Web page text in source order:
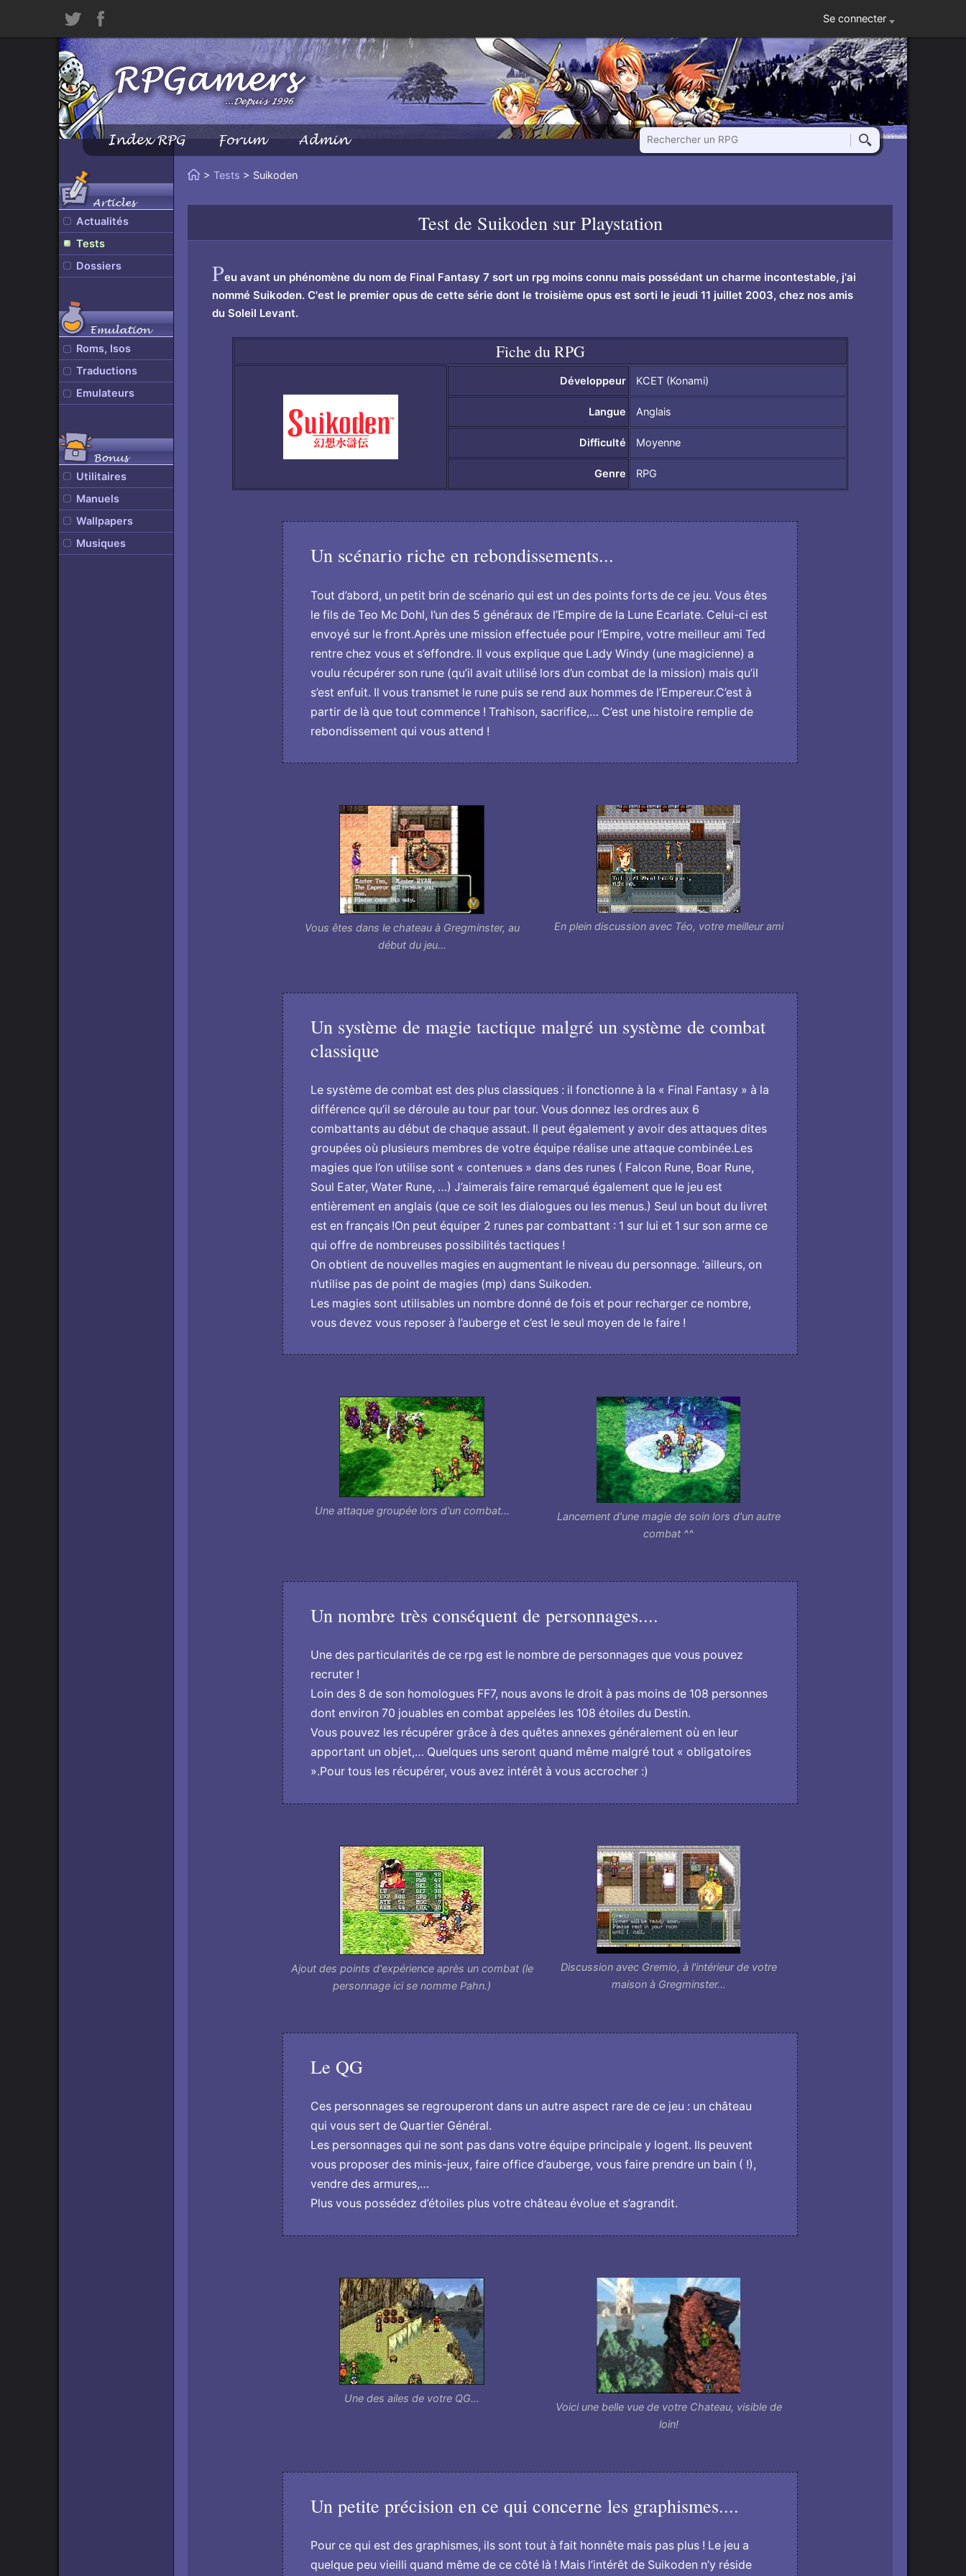
Twitter
Facebook Se connecter
Index RPG Forum Admin
Rechercher un RPG
Rechercher
Menu
Principal
Articles
Actualités
Tests
Dossiers
Emulation
Roms, Isos
Traductions
Emulateurs
Bonus
Utilitaires
Manuels
Wallpapers
Musiques
Vous
Accueil
> Tests > Suikoden
Test de Suikoden sur Playstation
Peu avant un phénomène du nom de Final Fantasy 7 sort un rpg moins connu mais possédant un charme incontestable, j'ai
nommé Suikoden. C'est le premier opus de cette série dont le troisième opus est sorti le jeudi 11 juillet 2003, chez nos amis
du Soleil Levant.
Fiche du RPG
Développeur KCET (Konami)
Langue Anglais
Difficulté Moyenne
Genre RPG
Un scénario riche en rebondissements...
Tout d’abord, un petit brin de scénario qui est un des points forts de ce jeu. Vous êtes
le fils de Teo Mc Dohl, l’un des 5 généraux de l’Empire de la Lune Ecarlate. Celui-ci est
envoyé sur le front.Après une mission effectuée pour l’Empire, votre meilleur ami Ted
rentre chez vous et s’effondre. Il vous explique que Lady Windy (une magicienne) a
voulu récupérer son rune (qu’il avait utilisé lors d’un combat de la mission) mais qu’il
s’est enfuit. Il vous transmet le rune puis se rend aux hommes de l’Empereur.C’est à
partir de là que tout commence ! Trahison, sacrifice,… C’est une histoire remplie de
rebondissement qui vous attend !
Vous êtes dans le chateau à Gregminster, au
début du jeu...
En plein discussion avec Téo, votre meilleur ami
Un système de magie tactique malgré un système de combat
classique
Le système de combat est des plus classiques : il fonctionne à la « Final Fantasy » à la
différence qu’il se déroule au tour par tour. Vous donnez les ordres aux 6
combattants au début de chaque assaut. Il peut également y avoir des attaques dites
groupées où plusieurs membres de votre équipe réalise une attaque combinée.Les
magies que l’on utilise sont « contenues » dans des runes ( Falcon Rune, Boar Rune,
Soul Eater, Water Rune, …) J’aimerais faire remarqué également que le jeu est
entièrement en anglais (que ce soit les dialogues ou les menus.) Seul un bout du livret
est en français !On peut équiper 2 runes par combattant : 1 sur lui et 1 sur son arme ce
qui offre de nombreuses possibilités tactiques !
On obtient de nouvelles magies en augmentant le niveau du personnage. ‘ailleurs, o­n
n’utilise pas de point de magies (mp) dans Suikoden.
Les magies sont utilisables un nombre donné de fois et pour recharger ce nombre,
vous devez vous reposer à l’auberge et c’est le seul moyen de le faire !
Une attaque groupée lors d'un combat...
Lancement d'une magie de soin lors d'un autre
combat ^^
Un nombre très conséquent de personnages....
Une des particularités de ce rpg est le nombre de personnages que vous pouvez
recruter !
Loin des 8 de son homologues FF7, nous avons le droit à pas moins de 108 personnes
dont environ 70 jouables en combat appelées les 108 étoiles du Destin.
Vous pouvez les récupérer grâce à des quêtes annexes généralement où en leur
apportant un objet,… Quelques uns seront quand même malgré tout « obligatoires
».Pour tous les récupérer, vous avez intérêt à vous accrocher :)
Ajout des points d'expérience après un combat (le
personnage ici se nomme Pahn.)
Discussion avec Gremio, à l'intérieur de votre
maison à Gregminster...
Le QG
Ces personnages se regrouperont dans un autre aspect rare de ce jeu : un château
qui vous sert de Quartier Général.
Les personnages qui ne sont pas dans votre équipe principale y logent. Ils peuvent
vous proposer des minis-jeux, faire office d’auberge, vous faire prendre un bain ( !),
vendre des armures,…
Plus vous possédez d’étoiles plus votre château évolue et s’agrandit.
Une des ailes de votre QG...
Voici une belle vue de votre Chateau, visible de
loin!
Un petite précision en ce qui concerne les graphismes....
Pour ce qui est des graphismes, ils sont tout à fait honnête mais pas plus ! Le jeu a
quelque peu vieilli quand même de ce côté là ! Mais l’intérêt de Suikoden n’y réside